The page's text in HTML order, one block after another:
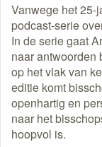
Vanwege het 25-
podcast-serie
In de serie gaat
naar antwoorden
op het vlak van
editie komt
openhartig en
naar het
hoopvol is.